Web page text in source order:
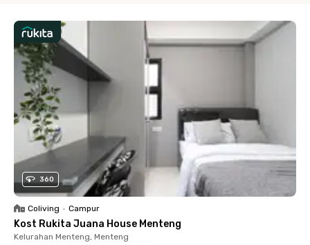
360
Coliving • Campur
Kost Rukita Juana House Menteng
Kelurahan Menteng, Menteng